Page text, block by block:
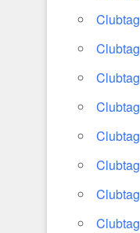
Clubtag
Clubtag
Clubtag
Clubtag
Clubtag
Clubtag
Clubtag
Clubtag